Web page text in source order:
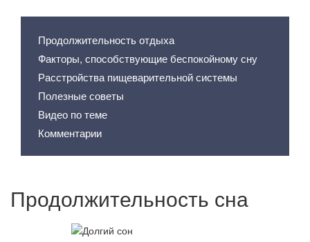
Продолжительность отдыха
Факторы, способствующие беспокойному сну
Расстройства пищеварительной системы
Полезные советы
Видео по теме
Комментарии
Продолжительность сна